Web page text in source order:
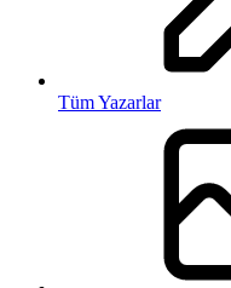
Tüm Yazarlar